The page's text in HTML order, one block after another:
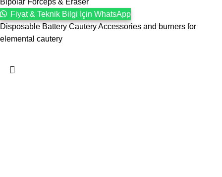
Fiyat & Teknik Bilgi İçin WhatsApp
Disposable Battery Cautery Accessories and burners for
elemental cautery